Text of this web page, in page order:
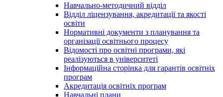
Навчально-методичний відділ
Відділ ліцензування, акредитації та якості
освіти
Нормативні документи з планування та
організації освітнього процесу
Відомості про освітні програми, які
реалізуються в університеті
Інформаційна сторінка для гарантів освітніх
програм
Акредитація освітніх програм
Навчальні плани